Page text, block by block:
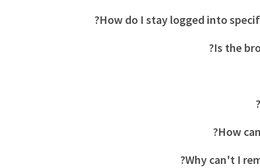
How do I stay logged into
Is the
How
Why can't I